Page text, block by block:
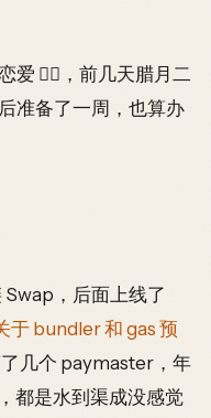
爱 ❤️‍🔥，前几天腊月二
准备了一周，也算办
Swap，后面上线了
于 bundler 和 gas 预
几个 paymaster，年
都是水到渠成没感觉